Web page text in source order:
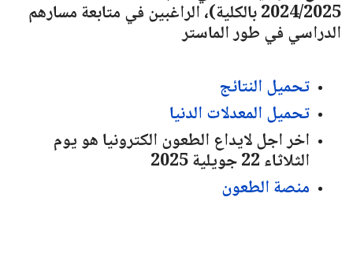
2024/2025 بالكلية)، الراغبين في متابعة مسارهم
الدراسي في طور الماستر
تحميل النتائج
تحميل المعدلات الدنيا
اخر اجل لايداع الطعون الكترونيا هو يوم
الثلاثاء 22 جويلية 2025
منصة الطعون